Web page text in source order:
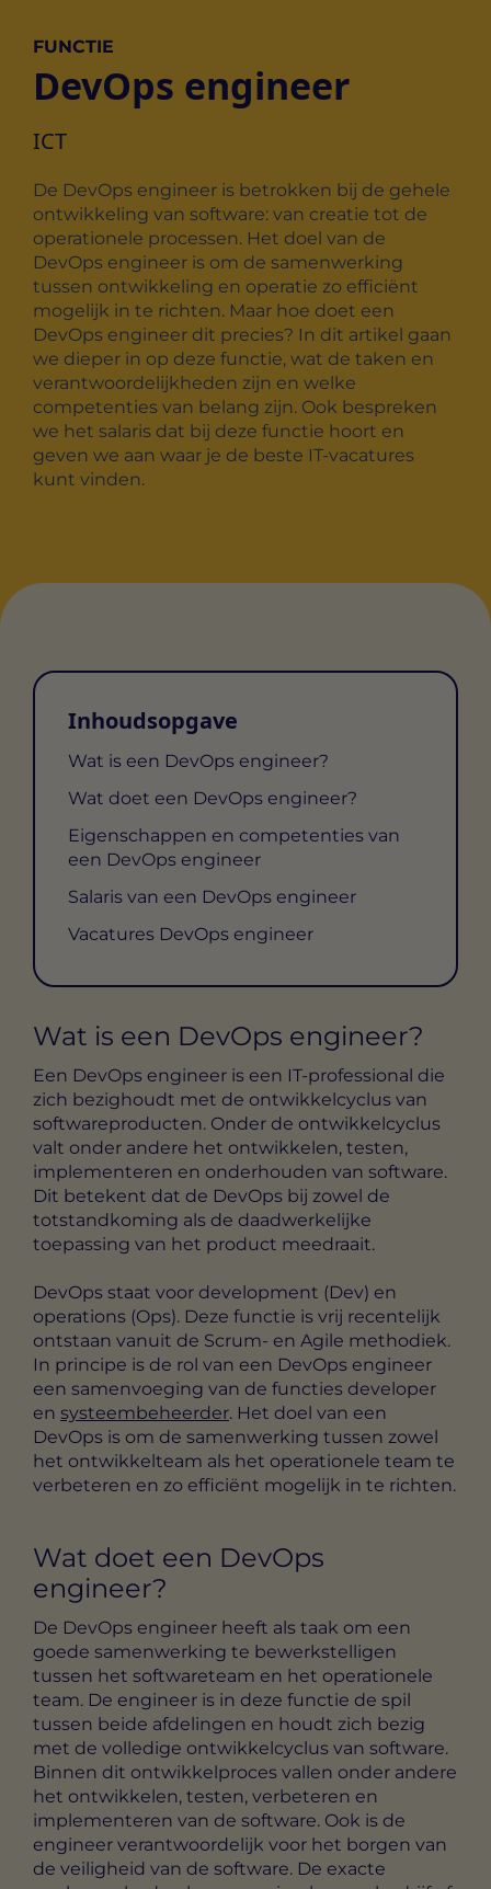
FUNCTIE
DevOps engineer
ICT
De DevOps engineer is betrokken bij de gehele
ontwikkeling van software: van creatie tot de
operationele processen. Het doel van de
DevOps engineer is om de samenwerking
tussen ontwikkeling en operatie zo efficiënt
mogelijk in te richten. Maar hoe doet een
DevOps engineer dit precies? In dit artikel gaan
we dieper in op deze functie, wat de taken en
verantwoordelijkheden zijn en welke
competenties van belang zijn. Ook bespreken
we het salaris dat bij deze functie hoort en
geven we aan waar je de beste IT-vacatures
kunt vinden.
Inhoudsopgave
Wat is een DevOps engineer?
Wat doet een DevOps engineer?
Eigenschappen en competenties van
een DevOps engineer
Salaris van een DevOps engineer
Vacatures DevOps engineer
Wat is een DevOps engineer?
Een DevOps engineer is een IT-professional die
zich bezighoudt met de ontwikkelcyclus van
softwareproducten. Onder de ontwikkelcyclus
valt onder andere het ontwikkelen, testen,
implementeren en onderhouden van software.
Dit betekent dat de DevOps bij zowel de
totstandkoming als de daadwerkelijke
toepassing van het product meedraait.
DevOps staat voor development (Dev) en
operations (Ops). Deze functie is vrij recentelijk
ontstaan vanuit de Scrum- en Agile methodiek.
In principe is de rol van een DevOps engineer
een samenvoeging van de functies developer
en systeembeheerder. Het doel van een
DevOps is om de samenwerking tussen zowel
het ontwikkelteam als het operationele team te
verbeteren en zo efficiënt mogelijk in te richten.
Wat doet een DevOps
engineer?
De DevOps engineer heeft als taak om een
goede samenwerking te bewerkstelligen
tussen het softwareteam en het operationele
team. De engineer is in deze functie de spil
tussen beide afdelingen en houdt zich bezig
met de volledige ontwikkelcyclus van software.
Binnen dit ontwikkelproces vallen onder andere
het ontwikkelen, testen, verbeteren en
implementeren van de software. Ook is de
engineer verantwoordelijk voor het borgen van
de veiligheid van de software. De exacte